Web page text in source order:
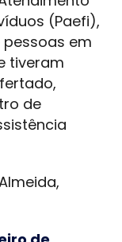
(Paefi),
em
tiveram
de